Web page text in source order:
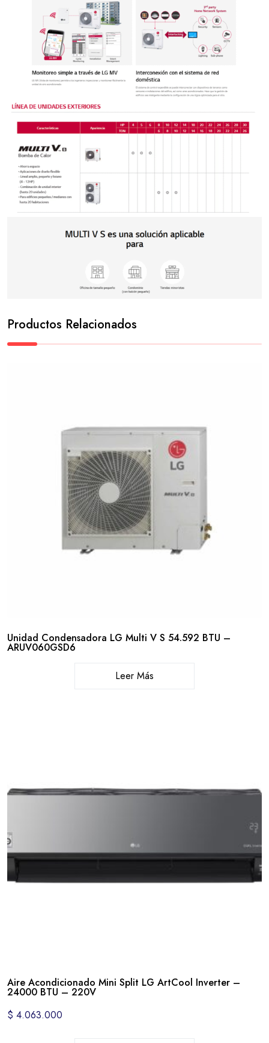
Productos Relacionados
Unidad Condensadora LG Multi V S 54.592 BTU –
ARUV060GSD6
Leer Más
Aire Acondicionado Mini Split LG ArtCool Inverter –
24000 BTU – 220V
$ 4.063.000